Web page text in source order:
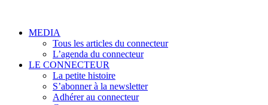
MEDIA
Tous les articles du connecteur
L’agenda du connecteur
LE CONNECTEUR
La petite histoire
S’abonner à la newsletter
Adhérer au connecteur